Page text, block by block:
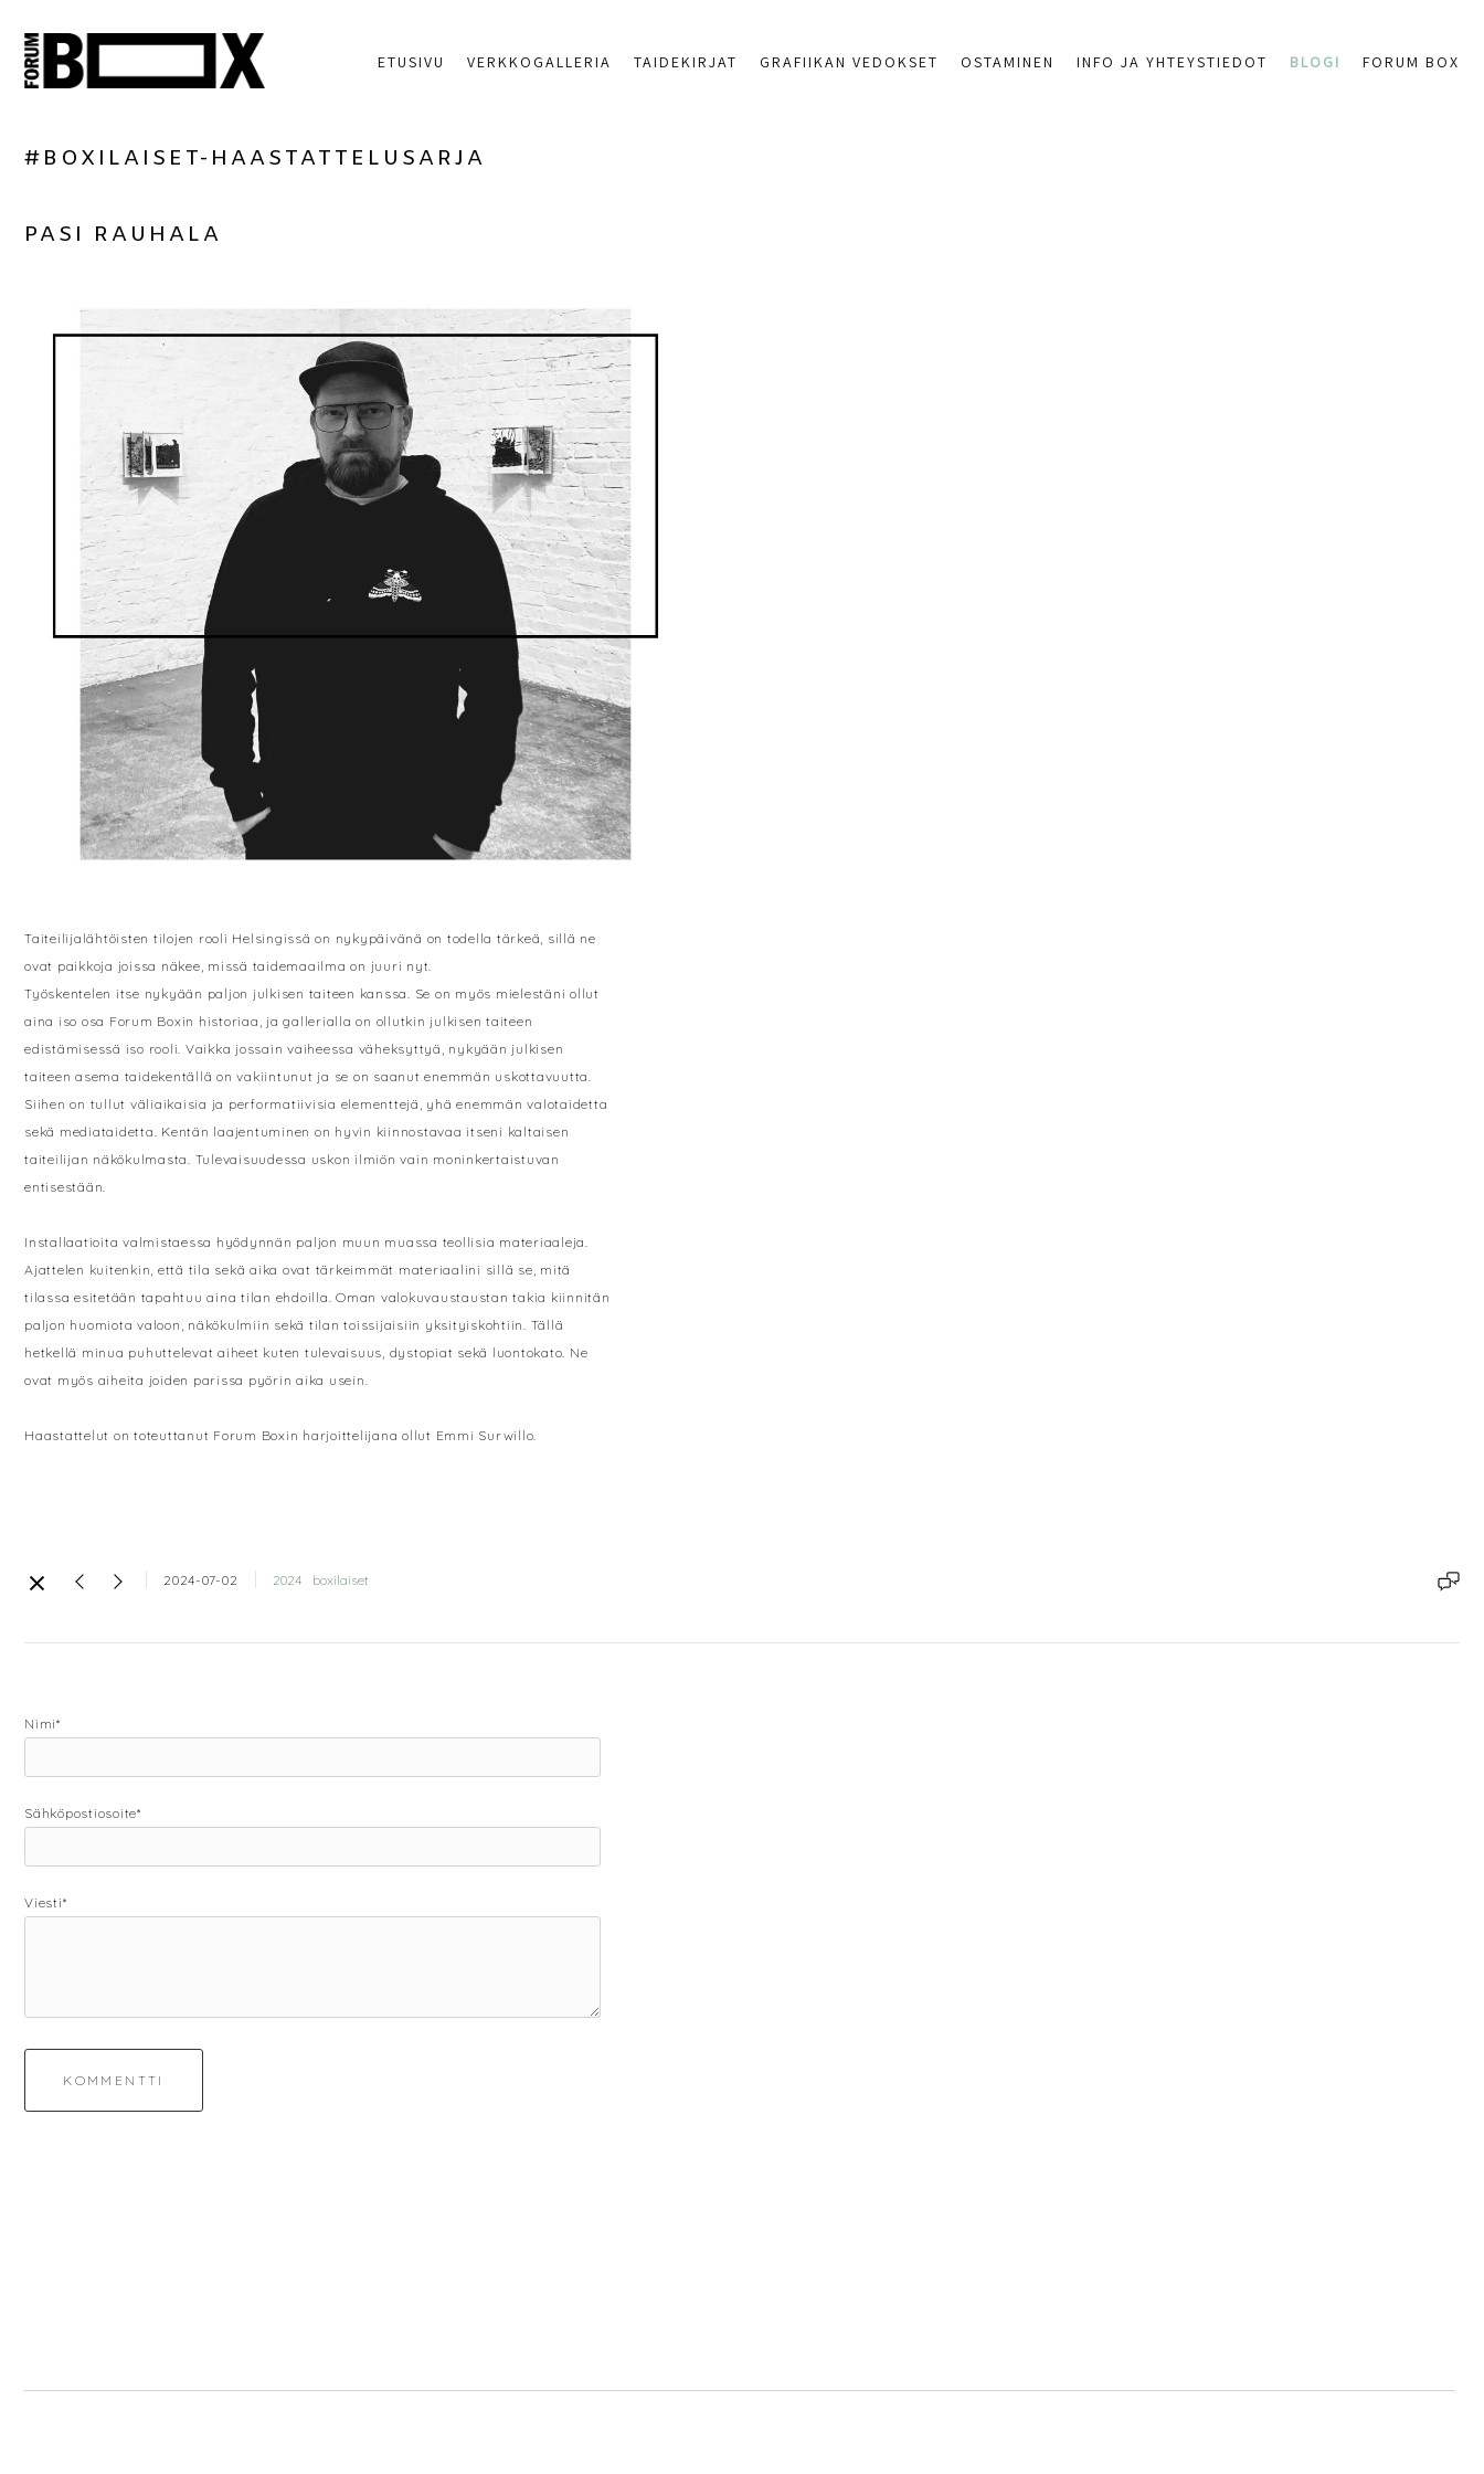
ETUSIVU VERKKOGALLERIA TAIDEKIRJAT GRAFIIKAN VEDOKSET OSTAMINEN INFO JA YHTEYSTIEDOT BLOGI FORUM BOX
#BOXILAISET-HAASTATTELUSARJA
PASI RAUHALA
Taiteilijalähtöisten tilojen rooli Helsingissä on nykypäivänä on todella tärkeä, sillä ne
ovat paikkoja joissa näkee, missä taidemaailma on juuri nyt.
Työskentelen itse nykyään paljon julkisen taiteen kanssa. Se on myös mielestäni ollut
aina iso osa Forum Boxin historiaa, ja gallerialla on ollutkin julkisen taiteen
edistämisessä iso rooli. Vaikka jossain vaiheessa väheksyttyä, nykyään julkisen
taiteen asema taidekentällä on vakiintunut ja se on saanut enemmän uskottavuutta.
Siihen on tullut väliaikaisia ja performatiivisia elementtejä, yhä enemmän valotaidetta
sekä mediataidetta. Kentän laajentuminen on hyvin kiinnostavaa itseni kaltaisen
taiteilijan näkökulmasta. Tulevaisuudessa uskon ilmiön vain moninkertaistuvan
entisestään.
Installaatioita valmistaessa hyödynnän paljon muun muassa teollisia materiaaleja.
Ajattelen kuitenkin, että tila sekä aika ovat tärkeimmät materiaalini sillä se, mitä
tilassa esitetään tapahtuu aina tilan ehdoilla. Oman valokuvaustaustan takia kiinnitän
paljon huomiota valoon, näkökulmiin sekä tilan toissijaisiin yksityiskohtiin. Tällä
hetkellä minua puhuttelevat aiheet kuten tulevaisuus, dystopiat sekä luontokato. Ne
ovat myös aiheita joiden parissa pyörin aika usein.
Haastattelut on toteuttanut Forum Boxin harjoittelijana ollut Emmi Surwillo.
2024-07-02 2024 boxilaiset
Nimi*
Sähköpostiosoite*
Viesti*
KOMMENTTI